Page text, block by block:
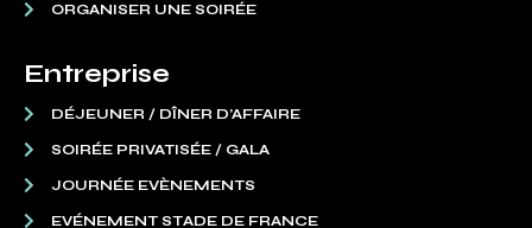
ORGANISER UNE SOIRÉE
Entreprise
DÉJEUNER / DÎNER D’AFFAIRE
SOIRÉE PRIVATISÉE / GALA
JOURNÉE EVÈNEMENTS
EVÉNEMENT STADE DE FRANCE